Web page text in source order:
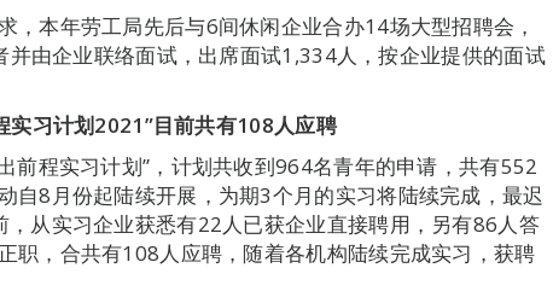
，本年劳工局先后与6间休闲企业合办14场大型招聘会，
由企业联络面试，出席面试1,334人，按企业提供的面试
实习计划2021”目前共有108人应聘
前程实习计划”，计划共收到964名青年的申请，共有552
自8月份起陆续开展，为期3个月的实习将陆续完成，最迟
从实习企业获悉有22人已获企业直接聘用，另有86人答
职，合共有108人应聘，随着各机构陆续完成实习，获聘